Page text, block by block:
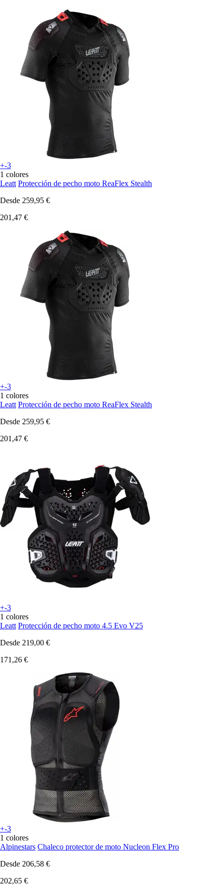
+-3
1 colores
Leatt Protección de pecho moto ReaFlex Stealth
Desde 259,95 €
201,47 €
+-3
1 colores
Leatt Protección de pecho moto ReaFlex Stealth
Desde 259,95 €
201,47 €
+-3
1 colores
Leatt Protección de pecho moto 4.5 Evo V25
Desde 219,00 €
171,26 €
+-3
1 colores
Alpinestars Chaleco protector de moto Nucleon Flex Pro
Desde 206,58 €
202,65 €